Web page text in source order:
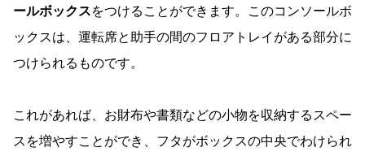
ールボックスをつけることができます。このコンソールボ
ックスは、運転席と助手の間のフロアトレイがある部分に
つけられるものです。
これがあれば、お財布や書類などの小物を収納するスペー
スを増やすことができ、フタがボックスの中央でわけられ